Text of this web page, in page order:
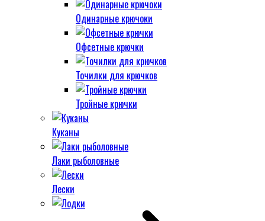
Одинарные крючоки
Офсетные крючки
Точилки для крючков
Тройные крючки
Куканы
Лаки рыболовные
Лески